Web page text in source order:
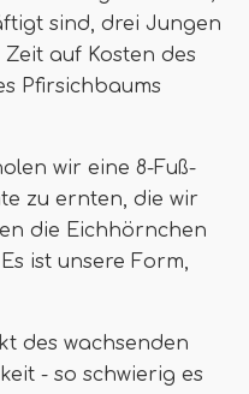
sind, drei Jungen
auf Kosten des
Pfirsichbaums
wir eine 8-Fuß-
zu ernten, die wir
die Eichhörnchen
ist unsere Form,
des wachsenden
- so schwierig es